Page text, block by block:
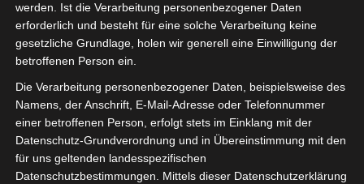
werden. Ist die Verarbeitung personenbezogener Daten
erforderlich und besteht für eine solche Verarbeitung keine
gesetzliche Grundlage, holen wir generell eine Einwilligung der
betroffenen Person ein.
Die Verarbeitung personenbezogener Daten, beispielsweise des
Namens, der Anschrift, E-Mail-Adresse oder Telefonnummer
einer betroffenen Person, erfolgt stets im Einklang mit der
Datenschutz-Grundverordnung und in Übereinstimmung mit den
für uns geltenden landesspezifischen
Datenschutzbestimmungen. Mittels dieser Datenschutzerklärung